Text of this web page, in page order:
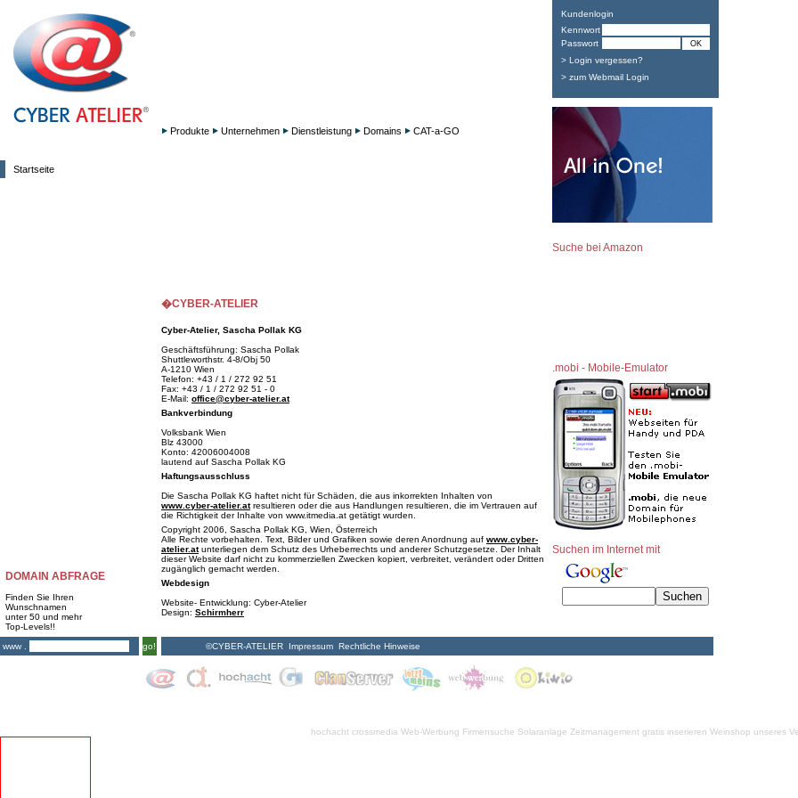
Startseite
DOMAIN ABFRAGE
Finden Sie Ihren
Wunschnamen
unter 50 und mehr
Top-Levels!!
www .
go!
Produkte Unternehmen Dienstleistung Domains CAT-a-GO
�CYBER-ATELIER
Cyber-Atelier, Sascha Pollak KG
Geschäftsführung: Sascha Pollak
Shuttleworthstr. 4-8/Obj 50
A-1210 Wien
Telefon: +43 / 1 / 272 92 51
Fax: +43 / 1 / 272 92 51 - 0
E-Mail: office@cyber-atelier.at
Bankverbindung
Volksbank Wien
Blz 43000
Konto: 42006004008
lautend auf Sascha Pollak KG
Haftungsausschluss
Die Sascha Pollak KG haftet nicht für Schäden, die aus inkorrekten Inhalten von
www.cyber-atelier.atresultieren oder die aus Handlungen resultieren, die im Vertrauen auf
die Richtigkeit der Inhalte von www.itmedia.at getätigt wurden.
Copyright 2006, Sascha Pollak KG, Wien, Österreich
Alle Rechte vorbehalten. Text, Bilder und Grafiken sowie deren Anordnung auf www.cyber-
atelier.atunterliegen dem Schutz des Urheberrechts und anderer Schutzgesetze. Der Inhalt
dieser Website darf nicht zu kommerziellen Zwecken kopiert, verbreitet, verändert oder Dritten
zugänglich gemacht werden.
Webdesign
Website- Entwicklung: Cyber-Atelier
Design: Schirmherr
©CYBER-ATELIER Impressum Rechtliche Hinweise
Kundenlogin
Kennwort
Passwort
> Login vergessen?
> zum Webmail Login
Suche bei Amazon
.mobi - Mobile-Emulator
Suchen im Internet mit
hochacht crossmedia Web-Werbung Firmensuche Solaranlage Zeitmanagement gratis inserieren Weinshop unseres